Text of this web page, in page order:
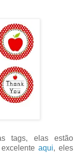
tags, elas estão
aqui, eles